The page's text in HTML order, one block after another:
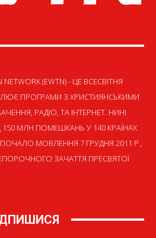
NETWORK (EWTN) - ЦЕ ВСЕСВІТНЯ
ПРОГРАМИ З ХРИСТИЯНСЬКИМИ
РАДІО, ТА ІНТЕРНЕТ. НИНІ
МЛН ПОМЕШКАНЬ У 140 КРАЇНАХ
МОВЛЕННЯ 7 ГРУДНЯ 2011 Р.,
ЗАЧАТТЯ ПРЕСВЯТОЇ